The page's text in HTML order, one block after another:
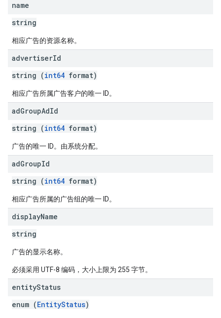
name
string
相应广告的资源名称。
advertiserId
string (int64 format)
相应广告所属广告客户的唯一 ID。
adGroupAdId
string (int64 format)
广告的唯一 ID。由系统分配。
adGroupId
string (int64 format)
相应广告所属的广告组的唯一 ID。
displayName
string
广告的显示名称。
必须采用 UTF-8 编码，大小上限为 255 字节。
entityStatus
enum (EntityStatus)